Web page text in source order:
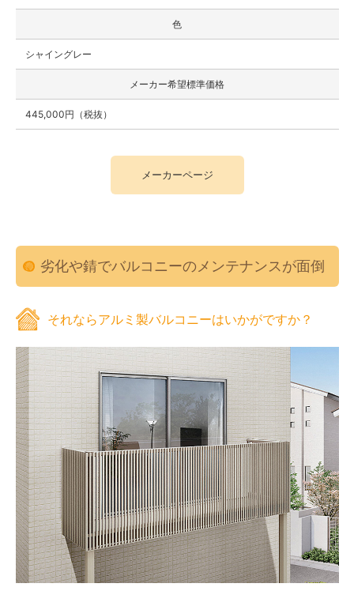
色
シャイングレー
メーカー希望標準価格
445,000円（税抜）
メーカーページ
劣化や錆でバルコニーのメンテナンスが面倒
それならアルミ製バルコニーはいかがですか？